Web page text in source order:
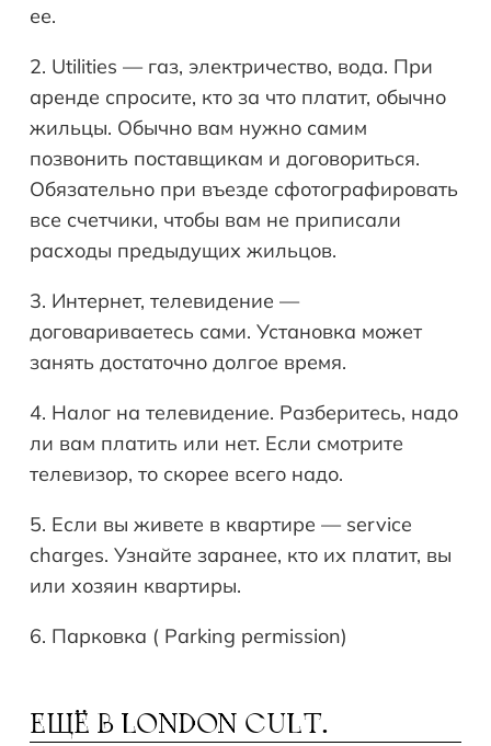
ее.
2. Utilities — газ, электричество, вода. При
аренде спросите, кто за что платит, обычно
жильцы. Обычно вам нужно самим
позвонить поставщикам и договориться.
Обязательно при въезде сфотографировать
все счетчики, чтобы вам не приписали
расходы предыдущих жильцов.
3. Интернет, телевидение —
договариваетесь сами. Установка может
занять достаточно долгое время.
4. Налог на телевидение. Разберитесь, надо
ли вам платить или нет. Если смотрите
телевизор, то скорее всего надо.
5. Если вы живете в квартире — service
charges. Узнайте заранее, кто их платит, вы
или хозяин квартиры.
6. Парковка ( Parking permission)
ЕЩЁ В LONDON CULT.